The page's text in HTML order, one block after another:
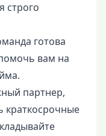
строго
готова
вам на
партнер,